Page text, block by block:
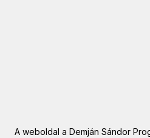
A weboldal a Demján Sándor